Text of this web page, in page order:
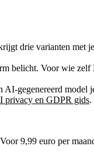
drie varianten met
belicht. Voor wie zelf
gegenereerd model
privacy en GDPR gids.
9,99 euro per